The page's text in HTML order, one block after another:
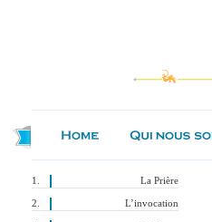
La Prière
L’invocation